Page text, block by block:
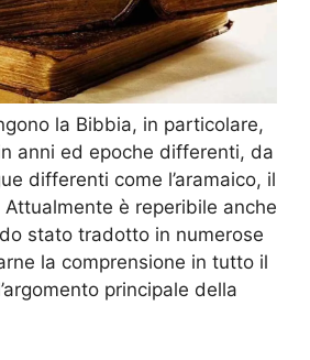
la Bibbia, in particolare,
anni ed epoche differenti, da
differenti come l’aramaico, il
Attualmente è reperibile anche
stato tradotto in numerose
la comprensione in tutto il
principale della